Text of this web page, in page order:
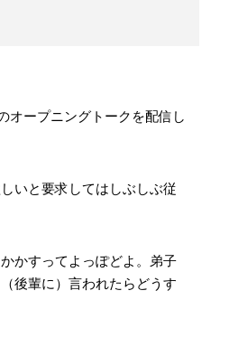
オープニングトークを配信し
いと要求してはしぶしぶ従
かすってよっぽどよ。弟子
後輩に）言われたらどうす